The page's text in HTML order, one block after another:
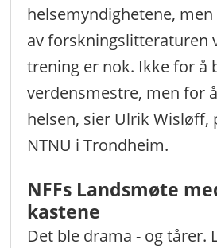
helsemyndighetene,
av forskningslitteraturen
trening er nok. Ikke for å
verdensmestre, men for
helsen, sier Ulrik Wisløff,
NTNU i Trondheim.
NFFs Landsmøte
kastene
Det ble drama - og tårer.